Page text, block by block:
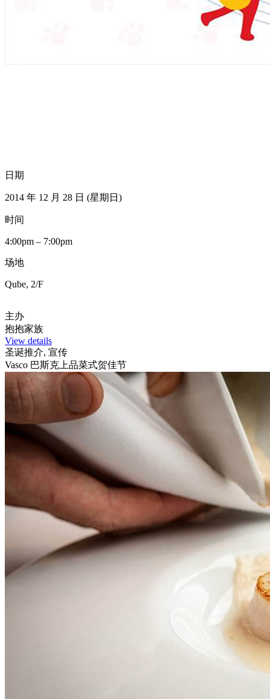
日期
2014 年 12 月 28 日 (星期日)
时间
4:00pm – 7:00pm
场地
Qube, 2/F
主办
抱抱家族
View details
圣诞推介, 宣传
Vasco 巴斯克上品菜式贺佳节